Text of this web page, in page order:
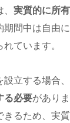
実質的に所
期間中は自由
ています。
立する場合、
る必要があり
きるため、実